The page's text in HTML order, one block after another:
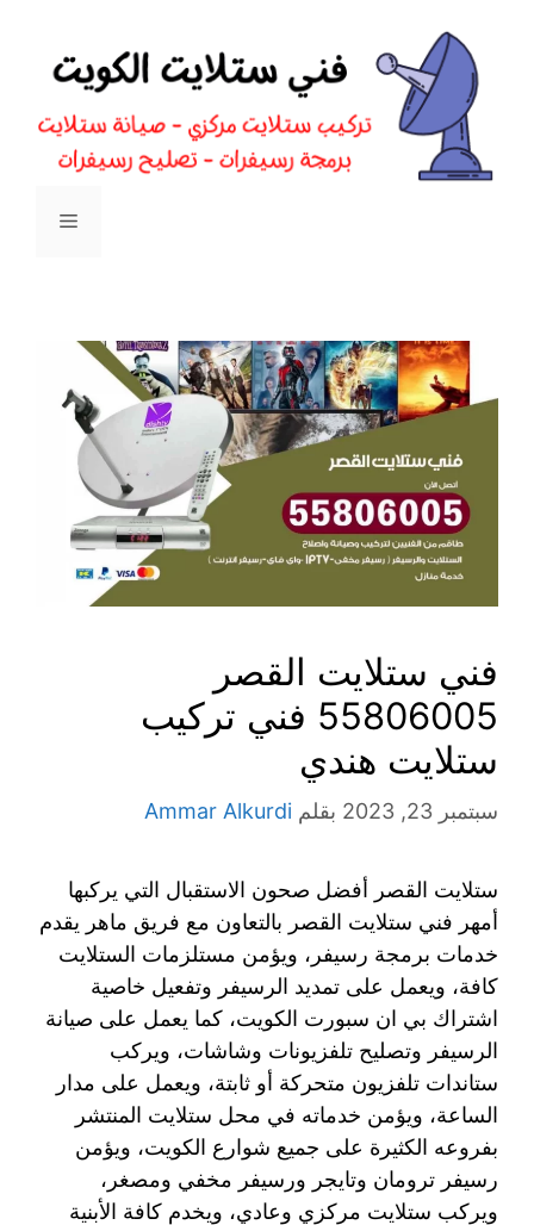
المحتوى
القائمة
فني ستلايت القصر
55806005 فني تركيب
ستلايت هندي
سبتمبر 23, 2023 بقلم Ammar Alkurdi
ستلايت القصر أفضل صحون الاستقبال التي يركبها
أمهر فني ستلايت القصر بالتعاون مع فريق ماهر يقدم
خدمات برمجة رسيفر، ويؤمن مستلزمات الستلايت
كافة، ويعمل على تمديد الرسيفر وتفعيل خاصية
اشتراك بي ان سبورت الكويت، كما يعمل على صيانة
الرسيفر وتصليح تلفزيونات وشاشات، ويركب
ستاندات تلفزيون متحركة أو ثابتة، ويعمل على مدار
الساعة، ويؤمن خدماته في محل ستلايت المنتشر
بفروعه الكثيرة على جميع شوارع الكويت، ويؤمن
رسيفر ترومان وتايجر ورسيفر مخفي ومصغر،
ويركب ستلايت مركزي وعادي، ويخدم كافة الأبنية